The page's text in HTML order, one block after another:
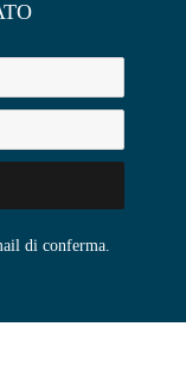
di conferma.